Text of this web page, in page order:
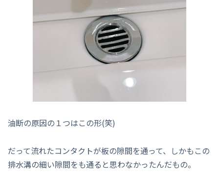
油断の原因の１つはこの形(笑)
だって流れたコンタクトが板の隙間を通って、しかもこの
排水溝の細い隙間をも通ると思わなかったんだもの。